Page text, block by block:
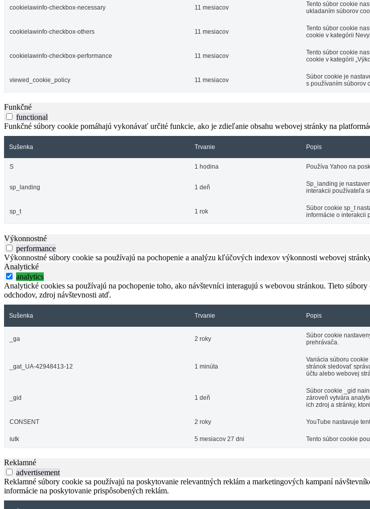
cookielawinfo-checkbox-necessary 11 mesiacov
Tento súbor cookie
ukladaním súborov
cookielawinfo-checkbox-others 11 mesiacov
Tento súbor cookie
cookie v kategórii
cookielawinfo-checkbox-performance 11 mesiacov
Tento súbor cookie
cookie v kategórii
viewed_cookie_policy 11 mesiacov
Súbor cookie je
s používaním súborov
Funkčné
functional
Funkčné súbory cookie pomáhajú vykonávať určité funkcie, ako je zdieľanie obsahu webovej stránky na
Sušenka Trvanie Popis
S 1 hodina Používa Yahoo na
sp_landing 1 deň
Sp_landing je
interakcii používateľa
sp_t 1 rok
Súbor cookie sp_t
informácie o interakcii
Výkonnostné
performance
Výkonnostné súbory cookie sa používajú na pochopenie a analýzu kľúčových indexov výkonnosti webovej
Analytické
analytics
Analytické cookies sa používajú na pochopenie toho, ako návštevníci interagujú s webovou stránkou. Tieto
odchodov, zdroj návštevnosti atď.
Sušenka Trvanie Popis
_ga 2 roky
Súbor cookie
prehrávača.
_gat_UA-42948413-12 1 minúta
Variácia súboru
stránok sledovať
účtu alebo webovej
_gid 1 deň
Súbor cookie _gid
zároveň vytvára
ich zdroj a stránky,
CONSENT 2 roky YouTube nastavuje
iutk 5 mesiacov 27 dni Tento súbor cookie
Reklamné
advertisement
Reklamné súbory cookie sa používajú na poskytovanie relevantných reklám a marketingových kampaní
informácie na poskytovanie prispôsobených reklám.